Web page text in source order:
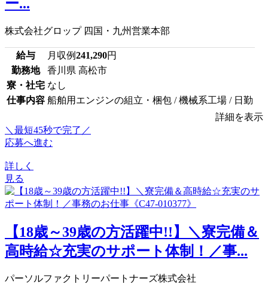
ー...
株式会社グロップ 四国・九州営業本部
給与 月収例241,290円
勤務地
香川県 高松市
寮・社宅 なし
仕事内容 船舶用エンジンの組立・梱包 / 機械系工場 / 日勤
詳細を表示
＼最短45秒で完了／
応募へ進む
詳しく
見る
【18歳～39歳の方活躍中!!】＼寮完備＆
高時給☆充実のサポート体制！／事...
パーソルファクトリーパートナーズ株式会社